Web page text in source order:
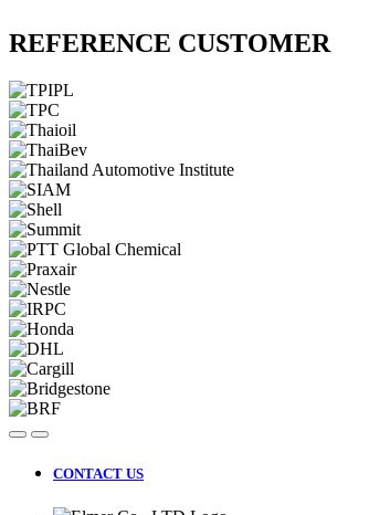
REFERENCE CUSTOMER
CONTACT US